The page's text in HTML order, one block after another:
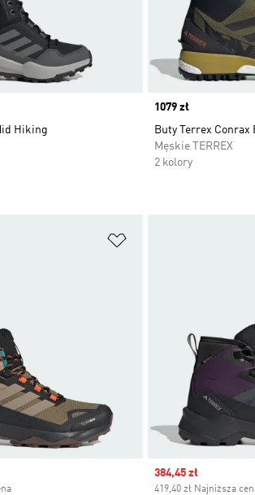
Hiking
Price
1079 zł
Buty Terrex Conrax
Męskie TERREX
2 kolory
Sale price
384,45 zł
419,40 zł Najniższa